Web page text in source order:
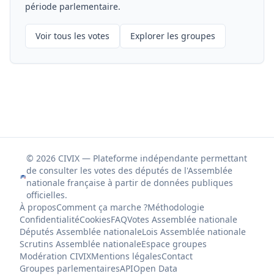
période parlementaire.
Voir tous les votes Explorer les groupes
© 2026 CIVIX — Plateforme indépendante permettant
de consulter les votes des députés de l'Assemblée
nationale française à partir de données publiques
officielles.
À proposComment ça marche ?Méthodologie
ConfidentialitéCookiesFAQVotes Assemblée nationale
Députés Assemblée nationaleLois Assemblée nationale
Scrutins Assemblée nationaleEspace groupes
Modération CIVIXMentions légalesContact
Groupes parlementairesAPIOpen Data